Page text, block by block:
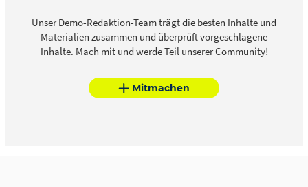
Unser Demo-Redaktion-Team trägt die besten Inhalte und
Materialien zusammen und überprüft vorgeschlagene
Inhalte. Mach mit und werde Teil unserer Community!
Mitmachen